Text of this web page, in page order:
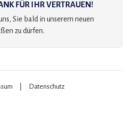
FÜR IHR VERTRAUEN!
Sie bald in unserem neuen
zu dürfen.
Datenschutz